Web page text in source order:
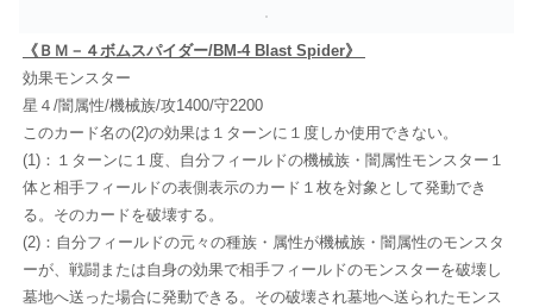
《ＢＭ－４ボムスパイダー/BM-4 Blast Spider》
効果モンスター
星４/闇属性/機械族/攻1400/守2200
このカード名の(2)の効果は１ターンに１度しか使用できない。
(1)：１ターンに１度、自分フィールドの機械族・闇属性モンスター１
体と相手フィールドの表側表示のカード１枚を対象として発動でき
る。そのカードを破壊する。
(2)：自分フィールドの元々の種族・属性が機械族・闇属性のモンスタ
ーが、戦闘または自身の効果で相手フィールドのモンスターを破壊し
墓地へ送った場合に発動できる。その破壊され墓地へ送られたモンス